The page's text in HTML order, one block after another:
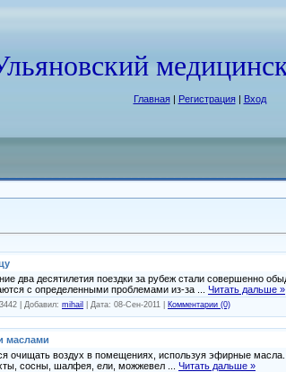
Главная| Регистрация| Вход
два десятилетия поездки за рубеж стали совершенно
с определенными проблемами из-за
Читать дальше »
| Добавил: mihail | Дата: 08-Сен-2011 Комментарии (0)
маслами
очищать воздух в помещениях, используя эфирные
сосны, шалфея, ели, можжевел
Читать дальше »